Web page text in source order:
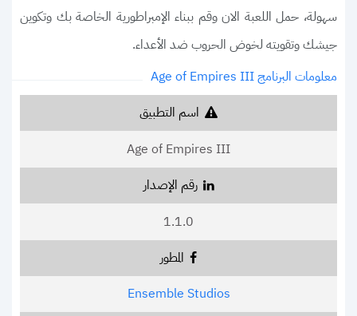
سهولة، حمل اللعبة الان وقم ببناء الإمبراطورية الخاصة بك وتكوين
جيشك وتقويته لخوض الحروب ضد الأعداء.
معلومات البرنامج Age of Empires III
اسم التطبيق
Age of Empires III
رقم الإصدار
1.1.0
المطور
Ensemble Studios